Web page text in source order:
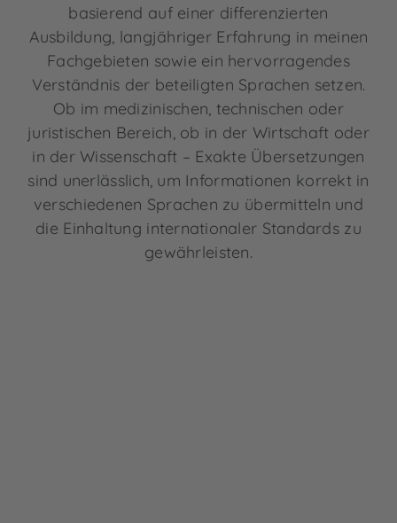
basierend auf einer differenzierten
Ausbildung, langjähriger Erfahrung in meinen
Fachgebieten sowie ein hervorragendes
Verständnis der beteiligten Sprachen setzen.
Ob im medizinischen, technischen oder
juristischen Bereich, ob in der Wirtschaft oder
in der Wissenschaft – Exakte Übersetzungen
sind unerlässlich, um Informationen korrekt in
verschiedenen Sprachen zu übermitteln und
die Einhaltung internationaler Standards zu
gewährleisten.